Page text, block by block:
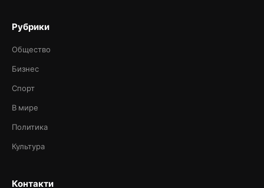
Рубрики
Общество
Бизнес
Спорт
В мире
Политика
Культура
Контакти